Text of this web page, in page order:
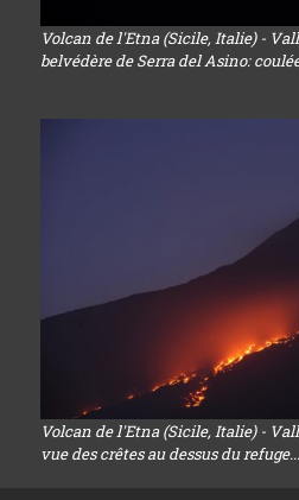
Volcan de l'Etna (Sicile, Italie) -
belvédère de Serra del Asino:
Volcan de l'Etna (Sicile, Italie) -
vue des crêtes au dessus du refuge...